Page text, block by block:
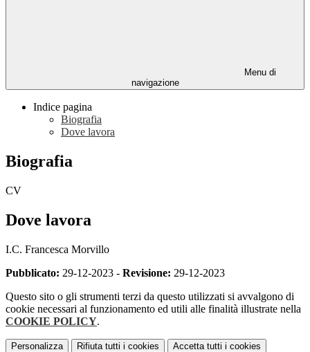
Menu di
navigazione
Indice pagina
Biografia
Dove lavora
Biografia
CV
Dove lavora
I.C. Francesca Morvillo
Pubblicato: 29-12-2023 - Revisione: 29-12-2023
Questo sito o gli strumenti terzi da questo utilizzati si avvalgono di
cookie necessari al funzionamento ed utili alle finalità illustrate nella
COOKIE POLICY.
Personalizza Rifiuta tutti i cookies Accetta tutti i cookies